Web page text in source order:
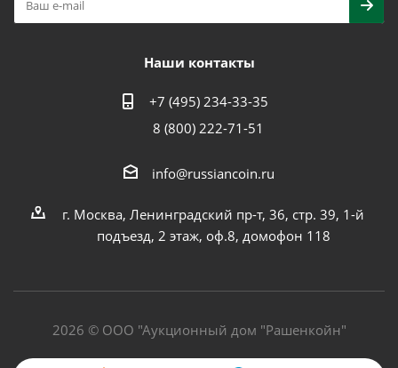
Наши контакты
+7 (495) 234-33-35
8 (800) 222-71-51
info@russiancoin.ru
г. Москва, Ленинградский пр-т, 36, стр. 39, 1-й
подъезд, 2 этаж, оф.8, домофон 118
2026 © ООО "Аукционный дом "Рашенкойн"